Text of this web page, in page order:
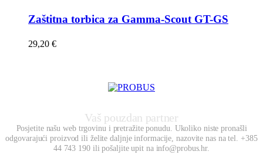
Zaštitna torbica za Gamma-Scout GT-GS
29,20 €
Vaš pouzdan partner
Posjetite našu web trgovinu i pretražite ponudu. Ukoliko niste pronašli
odgovarajući proizvod ili želite daljnje informacije, nazovite nas na tel. +385
44 743 190 ili pošaljite upit na info@probus.hr.